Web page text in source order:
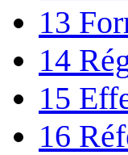
13
14
15
16